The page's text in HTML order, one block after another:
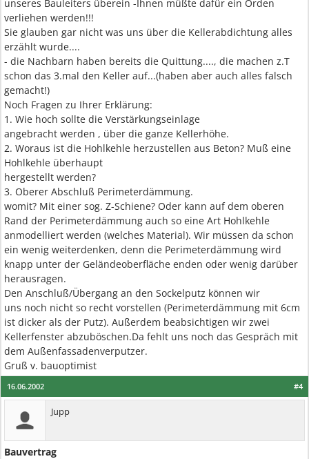
unseres Bauleiters überein -Ihnen müßte dafür ein Orden
verliehen werden!!!
Sie glauben gar nicht was uns über die Kellerabdichtung alles
erzählt wurde....
- die Nachbarn haben bereits die Quittung...., die machen z.T
schon das 3.mal den Keller auf...(haben aber auch alles falsch
gemacht!)
Noch Fragen zu Ihrer Erklärung:
1. Wie hoch sollte die Verstärkungseinlage
angebracht werden , über die ganze Kellerhöhe.
2. Woraus ist die Hohlkehle herzustellen aus Beton? Muß eine
Hohlkehle überhaupt
hergestellt werden?
3. Oberer Abschluß Perimeterdämmung.
womit? Mit einer sog. Z-Schiene? Oder kann auf dem oberen
Rand der Perimeterdämmung auch so eine Art Hohlkehle
anmodelliert werden (welches Material). Wir müssen da schon
ein wenig weiterdenken, denn die Perimeterdämmung wird
knapp unter der Geländeoberfläche enden oder wenig darüber
herausragen.
Den Anschluß/Übergang an den Sockelputz können wir
uns noch nicht so recht vorstellen (Perimeterdämmung mit 6cm
ist dicker als der Putz). Außerdem beabsichtigen wir zwei
Kellerfenster abzuböschen.Da fehlt uns noch das Gespräch mit
dem Außenfassadenverputzer.
Gruß v. bauoptimist
#4
16.06.2002
Jupp
Bauvertrag